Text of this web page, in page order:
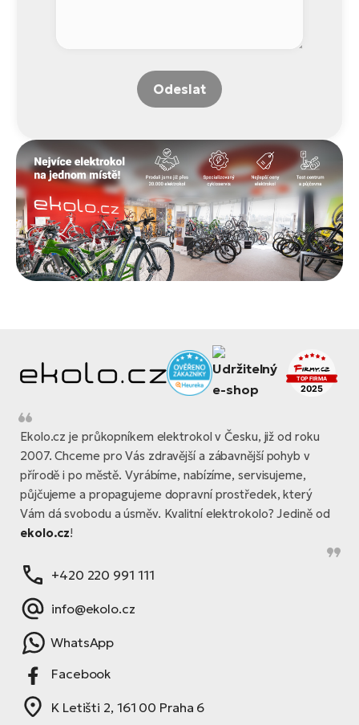
Odeslat
Ekolo.cz je průkopníkem elektrokol v Česku, již od roku
2007. Chceme pro Vás zdravější a zábavnější pohyb v
přírodě i po městě. Vyrábíme, nabízíme, servisujeme,
půjčujeme a propagujeme dopravní prostředek, který
Vám dá svobodu a úsměv. Kvalitní elektrokolo? Jedině od
ekolo.cz!
+420 220 991 111
info@ekolo.cz
WhatsApp
Facebook
K Letišti 2, 161 00 Praha 6